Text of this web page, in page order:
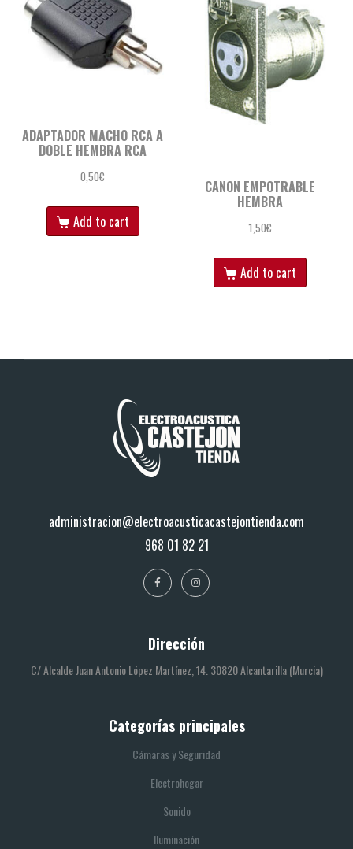
ADAPTADOR MACHO RCA A
DOBLE HEMBRA RCA
0,50€
Add to cart
CANON EMPOTRABLE
HEMBRA
1,50€
Add to cart
administracion@electroacusticacastejontienda.com
968 01 82 21
Dirección
C/ Alcalde Juan Antonio López Martínez, 14. 30820 Alcantarilla (Murcia)
Categorías principales
Cámaras y Seguridad
Electrohogar
Sonido
Iluminación